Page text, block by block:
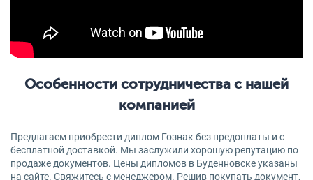
Особенности сотрудничества с нашей
компанией
Предлагаем приобрести диплом Гознак без предоплаты и с
бесплатной доставкой. Мы заслужили хорошую репутацию по
продаже документов. Цены дипломов в Буденновске указаны
на сайте. Свяжитесь с менеджером. Решив покупать документ,